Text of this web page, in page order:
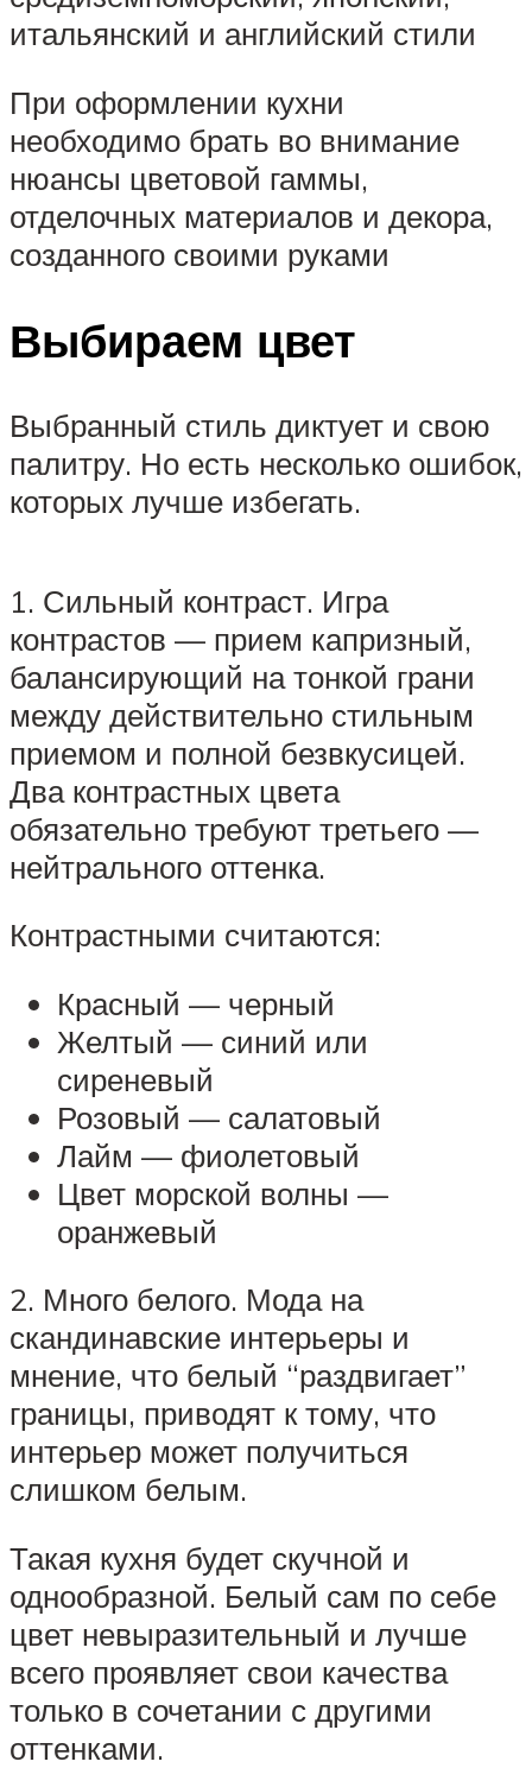
итальянский и английский стили
При оформлении кухни
необходимо брать во внимание
нюансы цветовой гаммы,
отделочных материалов и декора,
созданного своими руками
Выбираем цвет
Выбранный стиль диктует и свою
палитру. Но есть несколько ошибок,
которых лучше избегать.
1. Сильный контраст. Игра
контрастов — прием капризный,
балансирующий на тонкой грани
между действительно стильным
приемом и полной безвкусицей.
Два контрастных цвета
обязательно требуют третьего —
нейтрального оттенка.
Контрастными считаются:
Красный — черный
Желтый — синий или
сиреневый
Розовый — салатовый
Лайм — фиолетовый
Цвет морской волны —
оранжевый
2. Много белого. Мода на
скандинавские интерьеры и
мнение, что белый “раздвигает”
границы, приводят к тому, что
интерьер может получиться
слишком белым.
Такая кухня будет скучной и
однообразной. Белый сам по себе
цвет невыразительный и лучше
всего проявляет свои качества
только в сочетании с другими
оттенками.